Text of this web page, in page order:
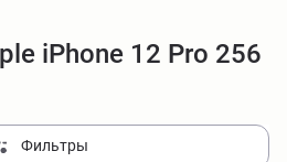
iPhone 12 Pro 256
Фильтры